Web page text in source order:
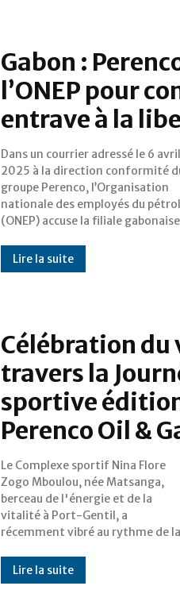
Gabon :
l’ONEP pour
entrave à la
Dans un courrier adressé le 6 avril
2025 à la direction conformité
groupe Perenco, l’Organisation
nationale des employés du
(ONEP) accuse la filiale gabonaise
Perenco Oil & Gas Gabon (POGG)
de pratiques contraires à
et au droit du travail.
Lire la suite
Célébration du
travers la
sportive
Perenco Oil &
Le Complexe sportif Nina Flore
Zogo Mboulou, née Matsanga,
berceau de l'énergie et de la
vitalité à Port-Gentil, a
récemment vibré au rythme de la
célébration du vivre ensemble
grâce à la Journée récréative et
sportive (JRS) 2024 organisée par
Lire la suite